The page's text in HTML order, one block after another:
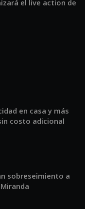
el live action de
en casa y más
costo adicional
sobreseimiento a